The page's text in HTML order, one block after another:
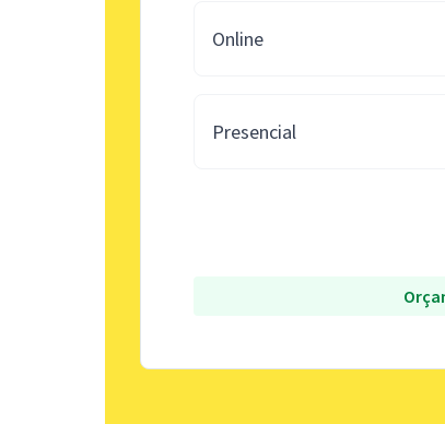
Online
Presencial